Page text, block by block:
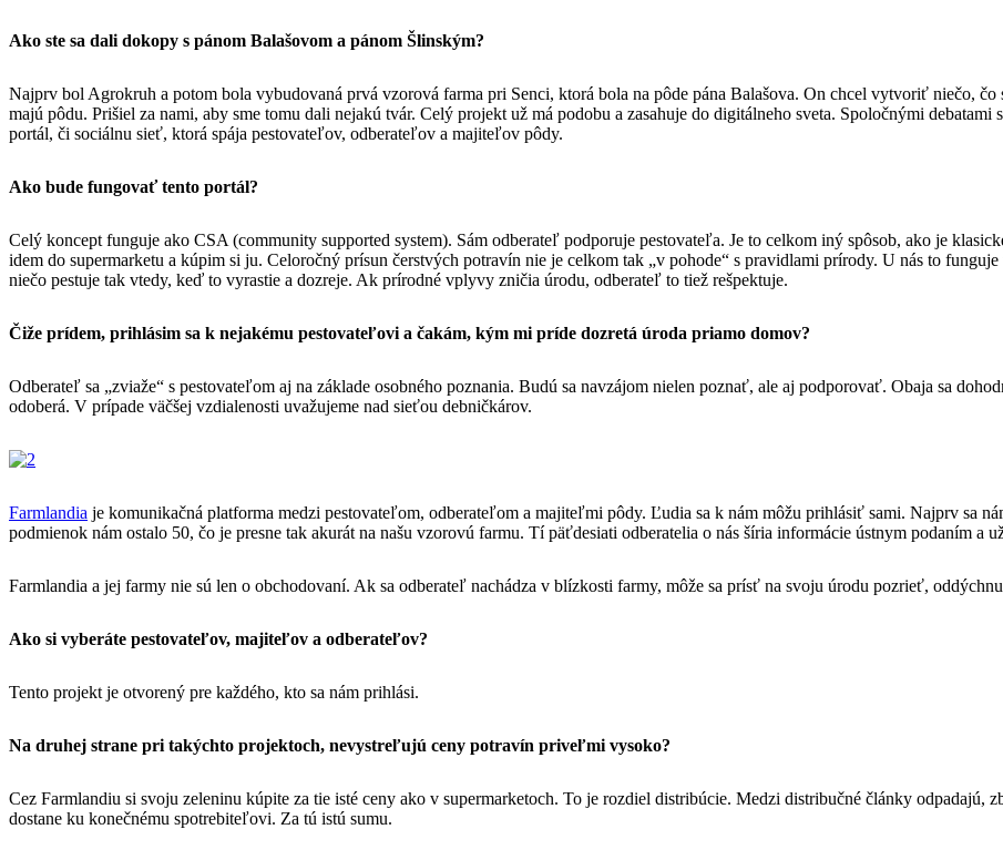
Ako ste sa dali dokopy s pánom Balašovom a pánom Šlinským?
Najprv bol Agrokruh a potom bola vybudovaná prvá vzorová farma pri Senci, ktorá bola na pôde pána Balašova. On chcel vytvoriť niečo,
majú pôdu. Prišiel za nami, aby sme tomu dali nejakú tvár. Celý projekt už má podobu a zasahuje do digitálneho sveta. Spoločnými debatami
portál, či sociálnu sieť, ktorá spája pestovateľov, odberateľov a majiteľov pôdy.
Ako bude fungovať tento portál?
Celý koncept funguje ako CSA (community supported system). Sám odberateľ podporuje pestovateľa. Je to celkom iný spôsob, ako je
idem do supermarketu a kúpim si ju. Celoročný prísun čerstvých potravín nie je celkom tak „v pohode“ s pravidlami prírody. U nás to
niečo pestuje tak vtedy, keď to vyrastie a dozreje. Ak prírodné vplyvy zničia úrodu, odberateľ to tiež rešpektuje.
Čiže prídem, prihlásim sa k nejakému pestovateľovi a čakám, kým mi príde dozretá úroda priamo domov?
Odberateľ sa „zviaže“ s pestovateľom aj na základe osobného poznania. Budú sa navzájom nielen poznať, ale aj podporovať. Obaja sa
odoberá. V prípade väčšej vzdialenosti uvažujeme nad sieťou debničkárov.
Farmlandia je komunikačná platforma medzi pestovateľom, odberateľom a majiteľmi pôdy. Ľudia sa k nám môžu prihlásiť sami. Najprv sa
podmienok nám ostalo 50, čo je presne tak akurát na našu vzorovú farmu. Tí päťdesiati odberatelia o nás šíria informácie ústnym podaním a
Farmlandia a jej farmy nie sú len o obchodovaní. Ak sa odberateľ nachádza v blízkosti farmy, môže sa prísť na svoju úrodu pozrieť,
Ako si vyberáte pestovateľov, majiteľov a odberateľov?
Tento projekt je otvorený pre každého, kto sa nám prihlási.
Na druhej strane pri takýchto projektoch, nevystreľujú ceny potravín priveľmi vysoko?
Cez Farmlandiu si svoju zeleninu kúpite za tie isté ceny ako v supermarketoch. To je rozdiel distribúcie. Medzi distribučné články odpadajú,
dostane ku konečnému spotrebiteľovi. Za tú istú sumu.